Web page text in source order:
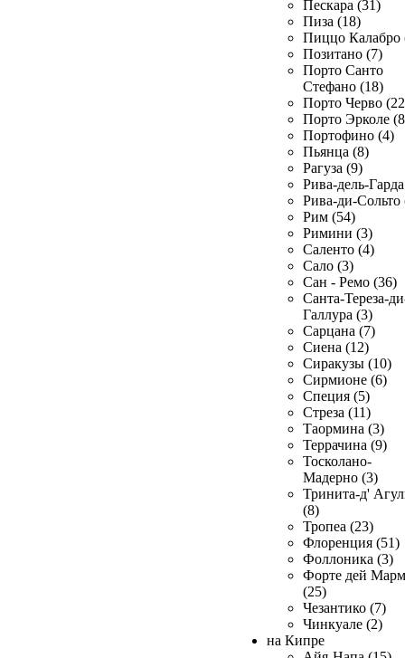
Пескара (31)
Пиза (18)
Пиццо Калабро
Позитано (7)
Порто Санто
Стефано (18)
Порто Черво
Порто Эрколе
Портофино (4)
Пьянца (8)
Рагуза (9)
Рива-дель-
Рива-ди-Сольто
Рим (54)
Римини (3)
Саленто (4)
Сало (3)
Сан - Ремо (36)
Санта-Тереза-
Галлура (3)
Сарцана (7)
Сиена (12)
Сиракузы (10)
Сирмионе (6)
Специя (5)
Стреза (11)
Таормина (3)
Террачина (9)
Тосколано-
Мадерно (3)
Тринита-д'
(8)
Тропеа (23)
Флоренция (51)
Фоллоника (3)
Форте дей
(25)
Чезантико (7)
Чинкуале (2)
на Кипре